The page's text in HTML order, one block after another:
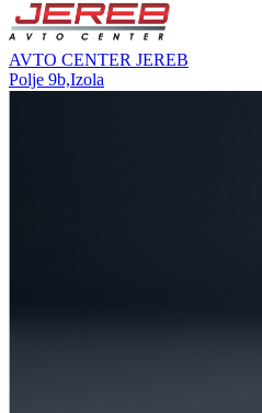
AVTO CENTER JEREB
Polje 9b,Izola